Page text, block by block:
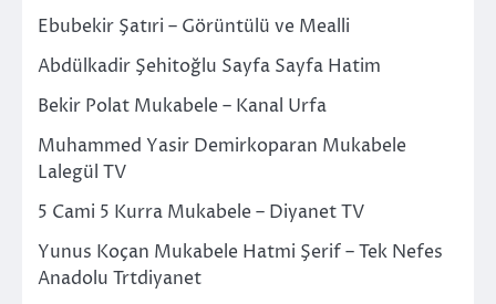
Ebubekir Şatıri – Görüntülü ve Mealli
Abdülkadir Şehitoğlu Sayfa Sayfa Hatim
Bekir Polat Mukabele – Kanal Urfa
Muhammed Yasir Demirkoparan Mukabele
Lalegül TV
5 Cami 5 Kurra Mukabele – Diyanet TV
Yunus Koçan Mukabele Hatmi Şerif – Tek Nefes
Anadolu Trtdiyanet